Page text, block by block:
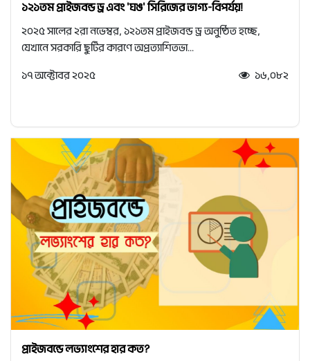
১২১তম প্রাইজবন্ড ড্র এবং 'ঘঙ' সিরিজের ভাগ্য-বিপর্যয়!
২০২৫ সালের ২রা নভেম্বর, ১২১তম প্রাইজবন্ড ড্র অনুষ্ঠিত হচ্ছে,
যেখানে সরকারি ছুটির কারণে অপ্রত্যাশিতভা...
১৭ অক্টোবর ২০২৫
১৬,০৮২
প্রাইজবন্ডে লভ্যাংশের হার কত?